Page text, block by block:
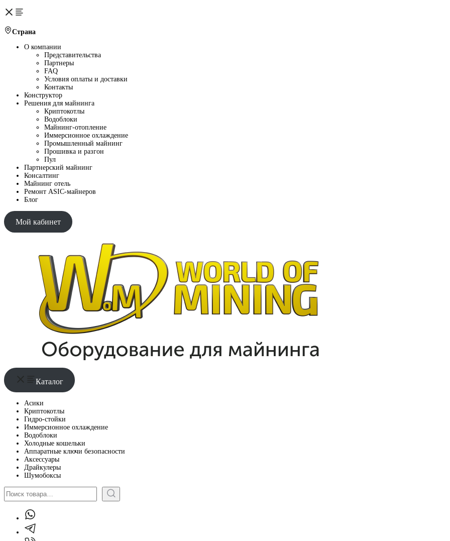
Страна
О компании
Представительства
Партнеры
FAQ
Условия оплаты и доставки
Контакты
Конструктор
Решения для майнинга
Криптокотлы
Водоблоки
Майнинг-отопление
Иммерсионное охлаждение
Промышленный майнинг
Прошивка и разгон
Пул
Партнерский майнинг
Консалтинг
Майнинг отель
Ремонт ASIC-майнеров
Блог
Мой кабинет
Каталог
Асики
Криптокотлы
Гидро-стойки
Иммерсионное охлаждение
Водоблоки
Холодные кошельки
Аппаратные ключи безопасности
Аксессуары
Драйкулеры
Шумобоксы
Поиск